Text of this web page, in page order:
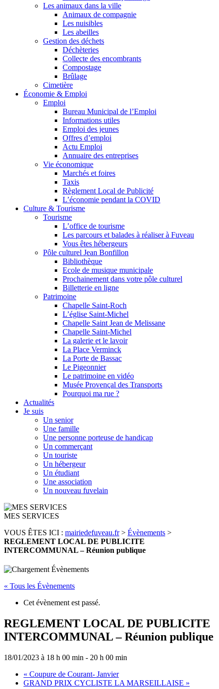
Les animaux dans la ville
Animaux de compagnie
Les nuisibles
Les abeilles
Gestion des déchets
Déchèteries
Collecte des encombrants
Compostage
Brûlage
Cimetière
Économie & Emploi
Emploi
Bureau Municipal de l’Emploi
Informations utiles
Emploi des jeunes
Offres d’emploi
Actu Emploi
Annuaire des entreprises
Vie économique
Marchés et foires
Taxis
Règlement Local de Publicité
L’économie pendant la COVID
Culture & Tourisme
Tourisme
L’office de tourisme
Les parcours et balades à réaliser à Fuveau
Vous êtes hébergeurs
Pôle culturel Jean Bonfillon
Bibliothèque
Ecole de musique municipale
Prochainement dans votre pôle culturel
Billetterie en ligne
Patrimoine
Chapelle Saint-Roch
L’église Saint-Michel
Chapelle Saint Jean de Melissane
Chapelle Saint-Michel
La galerie et le lavoir
La Place Verminck
La Porte de Bassac
Le Pigeonnier
Le patrimoine en vidéo
Musée Provençal des Transports
Pourquoi ma rue ?
Actualités
Je suis
Un senior
Une famille
Une personne porteuse de handicap
Un commerçant
Un touriste
Un hébergeur
Un étudiant
Une association
Un nouveau fuvelain
MES SERVICES
VOUS ÊTES ICI : mairiedefuveau.fr> Évènements >
REGLEMENT LOCAL DE PUBLICITE
INTERCOMMUNAL – Réunion publique
« Tous les Évènements
Cet évènement est passé.
REGLEMENT LOCAL DE PUBLICITE
INTERCOMMUNAL – Réunion publique
18/01/2023 à 18 h 00 min - 20 h 00 min
« Coupure de Courant- Janvier
GRAND PRIX CYCLISTE LA MARSEILLAISE »